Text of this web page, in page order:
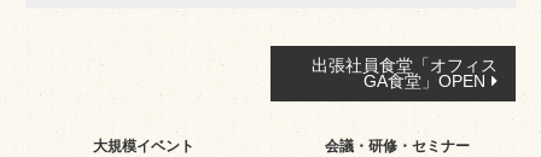
人気ランキング
利用シーンで選ぶ
大規模イベント
投
稿
ナ
出張社員食堂「オフィス
GA食堂」OPEN
大規模イベント 会議・研修・セミナー